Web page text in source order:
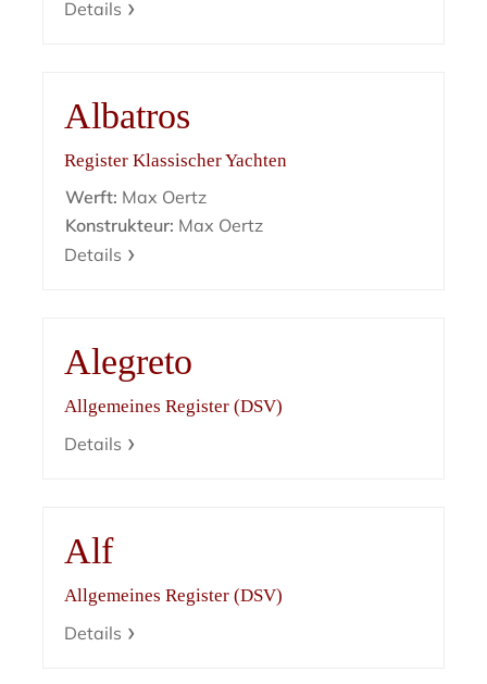
Details
Albatros
Register Klassischer Yachten
Werft: Max Oertz
Konstrukteur: Max Oertz
Details
Alegreto
Allgemeines Register (DSV)
Details
Alf
Allgemeines Register (DSV)
Details